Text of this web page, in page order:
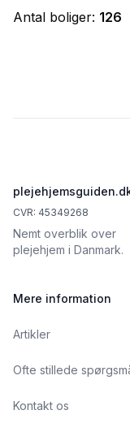
Antal boliger: 126
CVR: 45349268
Nemt overblik over
plejehjem i Danmark.
Mere information
Artikler
Ofte stillede
Kontakt os